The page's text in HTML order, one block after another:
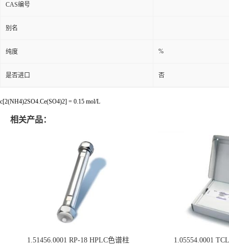
CAS编号
别名
纯度 %
是否进口 否
c[2(NH4)2SO4.Ce(SO4)2] = 0.15 mol/L
相关产品：
1.51456.0001 RP-18 HPLC色谱柱 1.05554.0001